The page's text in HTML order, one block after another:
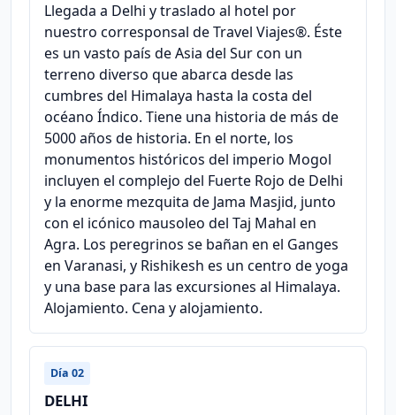
Llegada a Delhi y traslado al hotel por
nuestro corresponsal de Travel Viajes®. Éste
es un vasto país de Asia del Sur con un
terreno diverso que abarca desde las
cumbres del Himalaya hasta la costa del
océano Índico. Tiene una historia de más de
5000 años de historia. En el norte, los
monumentos históricos del imperio Mogol
incluyen el complejo del Fuerte Rojo de Delhi
y la enorme mezquita de Jama Masjid, junto
con el icónico mausoleo del Taj Mahal en
Agra. Los peregrinos se bañan en el Ganges
en Varanasi, y Rishikesh es un centro de yoga
y una base para las excursiones al Himalaya.
Alojamiento. Cena y alojamiento.
Día 02
DELHI